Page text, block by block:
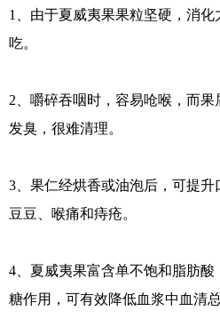
1、由于夏威夷果果粒坚硬，消
吃。
2、嚼碎吞咽时，容易呛喉，而
发臭，很难清理。
3、果仁经烘香或油泡后，可提
豆豆、喉痛和痔疮。
4、夏威夷果富含单不饱和脂肪酸
糖作用，可有效降低血浆中血清